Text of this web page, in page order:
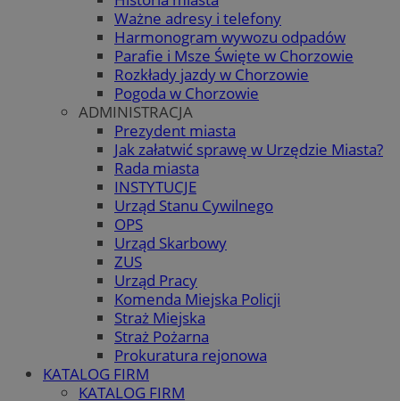
Ważne adresy i telefony
Harmonogram wywozu odpadów
Parafie i Msze Święte w Chorzowie
Rozkłady jazdy w Chorzowie
Pogoda w Chorzowie
ADMINISTRACJA
Prezydent miasta
Jak załatwić sprawę w Urzędzie Miasta?
Rada miasta
INSTYTUCJE
Urząd Stanu Cywilnego
OPS
Urząd Skarbowy
ZUS
Urząd Pracy
Komenda Miejska Policji
Straż Miejska
Straż Pożarna
Prokuratura rejonowa
KATALOG FIRM
KATALOG FIRM